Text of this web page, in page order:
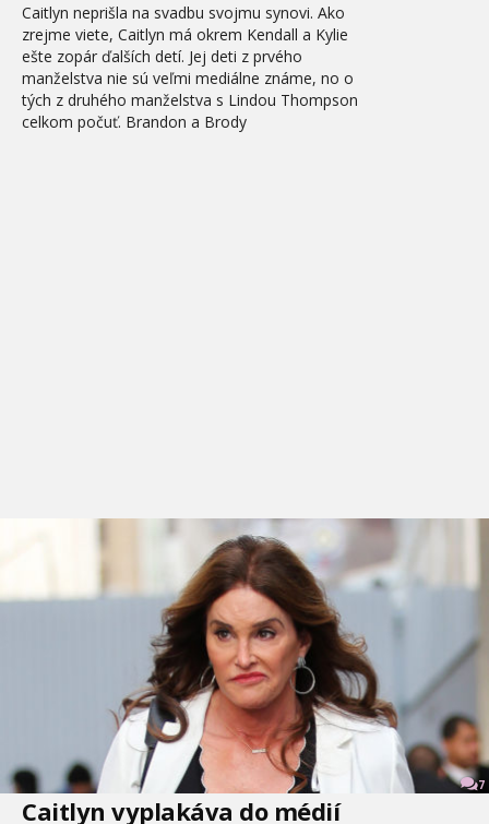
Caitlyn neprišla na svadbu svojmu synovi. Ako
zrejme viete, Caitlyn má okrem Kendall a Kylie
ešte zopár ďalších detí. Jej deti z prvého
manželstva nie sú veľmi mediálne známe, no o
tých z druhého manželstva s Lindou Thompson
celkom počuť. Brandon a Brody
7
Caitlyn vyplakáva do médií